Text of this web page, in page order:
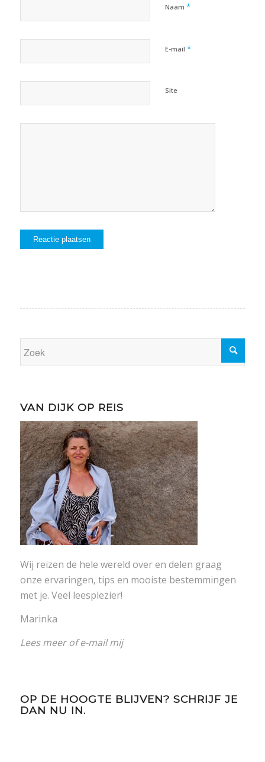
Naam *
E-mail *
Site
VAN DIJK OP REIS
Wij reizen de hele wereld over en delen graag
onze ervaringen, tips en mooiste bestemmingen
met je. Veel leesplezier!
Marinka
Lees meerofe-mail mij
OP DE HOOGTE BLIJVEN? SCHRIJF JE
DAN NU IN.